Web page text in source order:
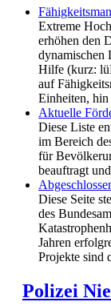
Extreme
erhöhen den
dynamischen
Hilfe (kurz:
auf
Einheiten, hin
Aktuelle
Diese Liste
im Bereich
für
beauftragt
Diese Seite
des
Jahren
Projekte sind
Polizei